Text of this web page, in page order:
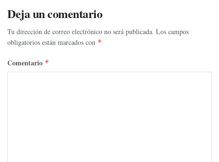
Deja un comentario
Tu dirección de correo electrónico no será publicada. Los campos
obligatorios están marcados con *
Comentario *